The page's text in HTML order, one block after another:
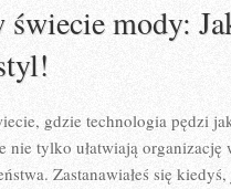
świecie mody:
gdzie technologia pędzi
nie tylko ułatwiają
Zastanawiałeś się